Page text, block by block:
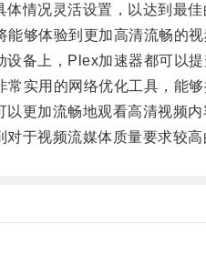
况灵活设置，以达到最佳
体验到更加高清流畅的视
上，Plex加速器都可以提
用的网络优化工具，能够
更加流畅地观看高清视频内
视频流媒体质量要求较高